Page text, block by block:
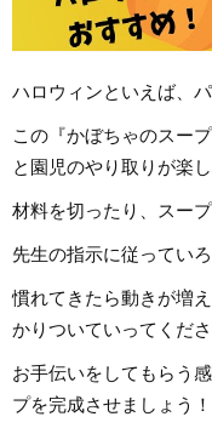
ハロウィンといえば、
この『かぼちゃのスー
と園児のやり取りが楽
材料を切ったり、スー
先生の指示に従ってい
慣れてきたら動きが増
かりついていってくださ
お手伝いをしてもらう
プを完成させましょう！